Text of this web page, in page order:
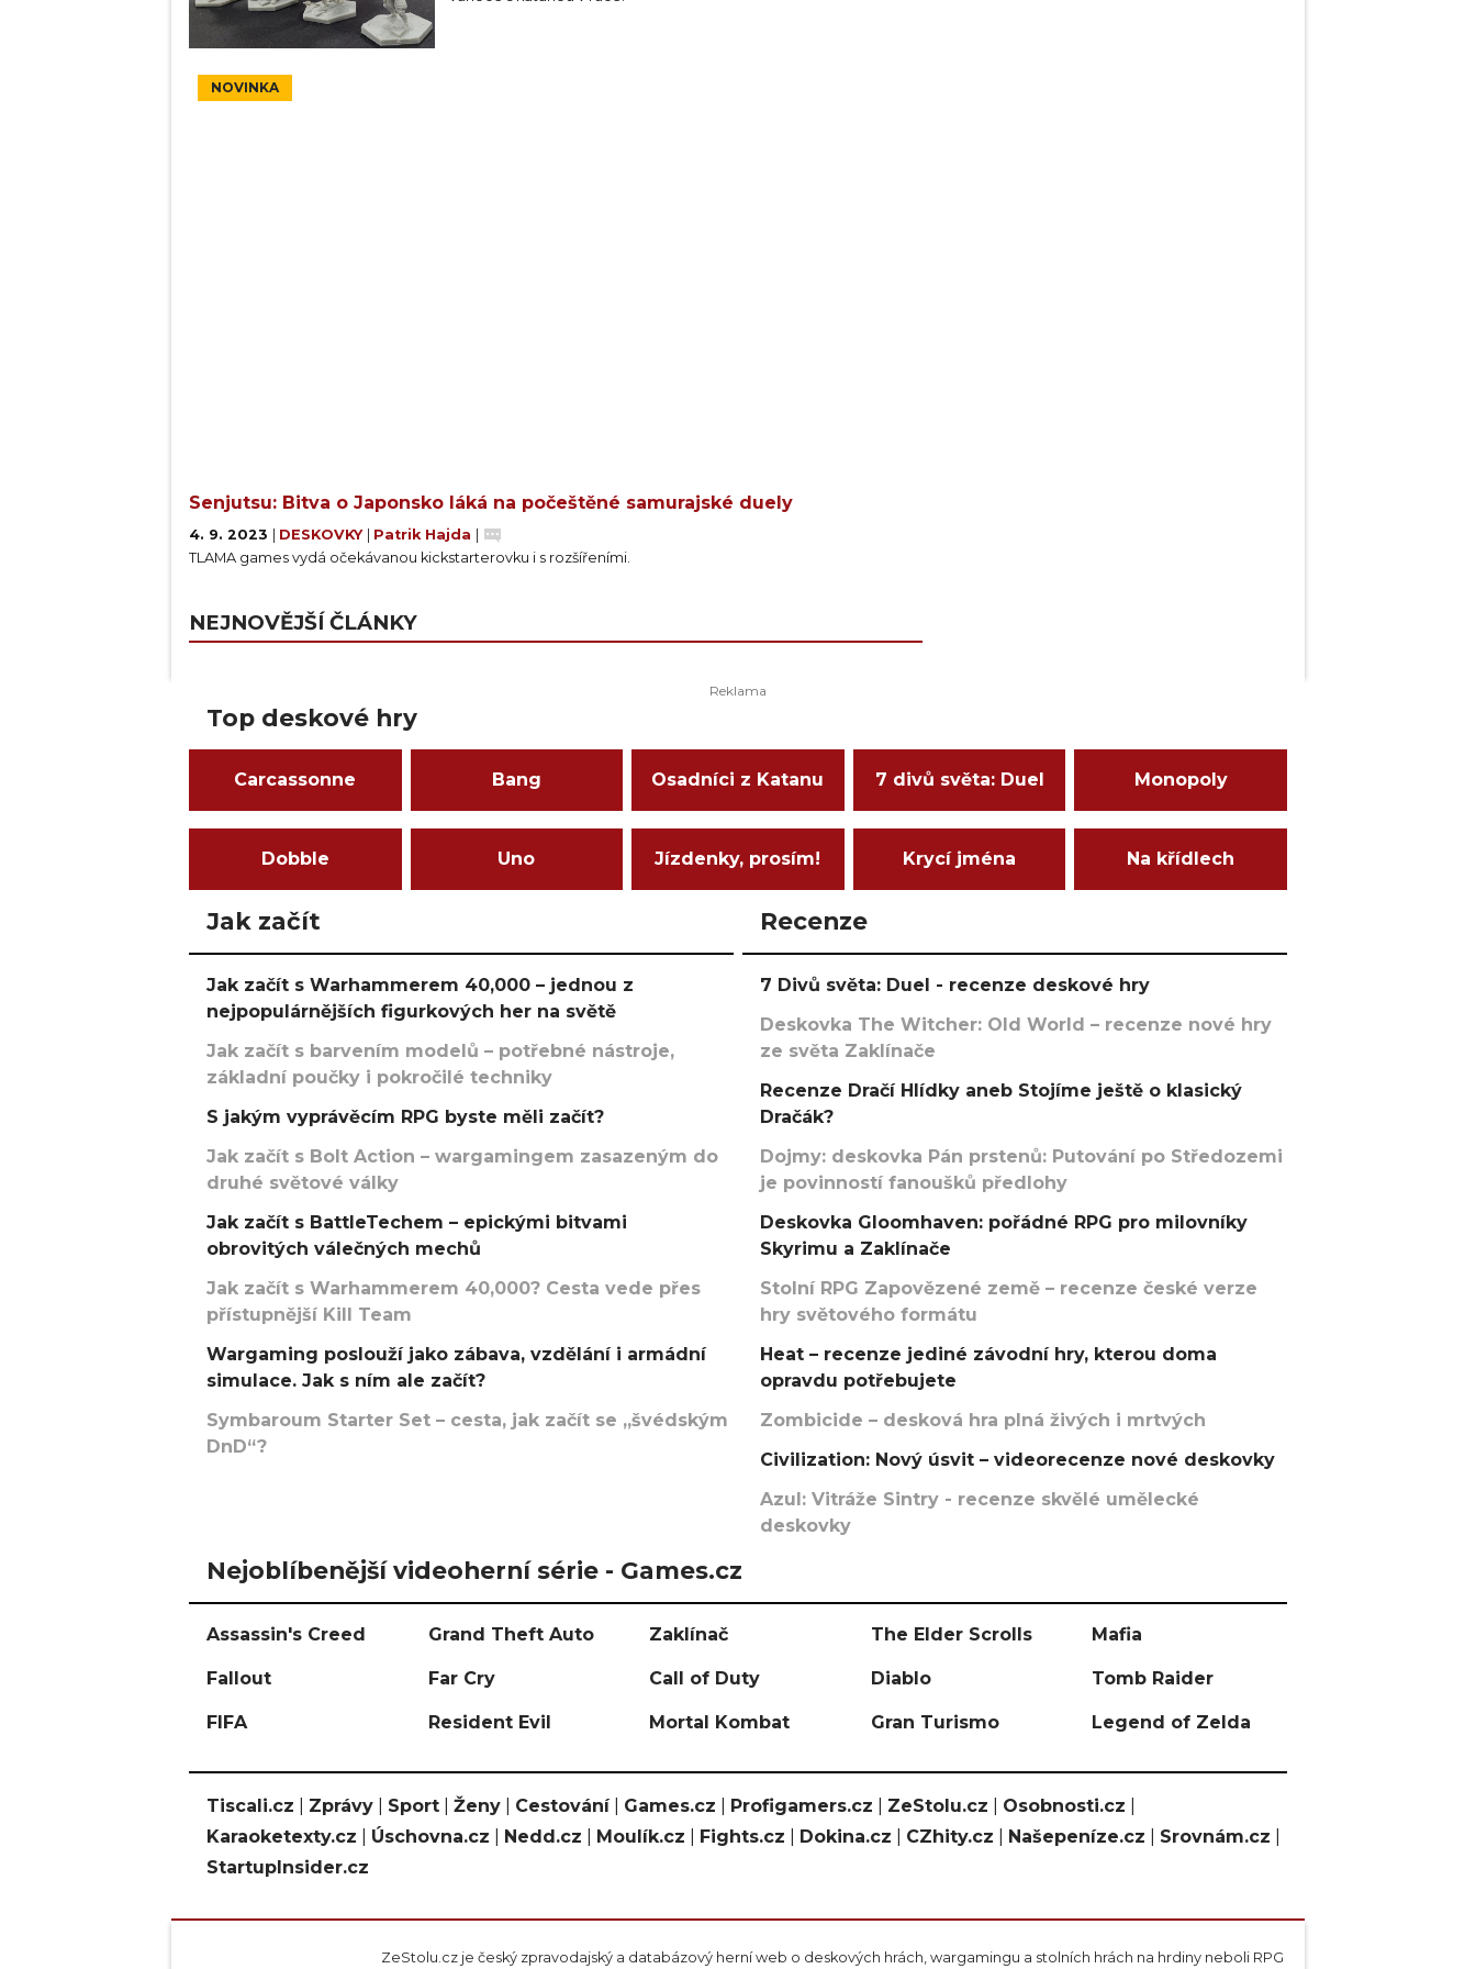
NOVINKA
Senjutsu: Bitva o Japonsko láká na počeštěné samurajské duely
4. 9. 2023 DESKOVKY Patrik Hajda
TLAMA games vydá očekávanou kickstarterovku i s rozšířeními.
NEJNOVĚJŠÍ ČLÁNKY
Top deskové hry
Carcassonne Bang Osadníci z Katanu 7 divů světa: Duel Monopoly
Dobble Uno Jízdenky, prosím! Krycí jména Na křídlech
Jak začít
Jak začít s Warhammerem 40,000 – jednou z
nejpopulárnějších figurkových her na světě
Jak začít s barvením modelů – potřebné nástroje,
základní poučky i pokročilé techniky
S jakým vyprávěcím RPG byste měli začít?
Jak začít s Bolt Action – wargamingem zasazeným do
druhé světové války
Jak začít s BattleTechem – epickými bitvami
obrovitých válečných mechů
Jak začít s Warhammerem 40,000? Cesta vede přes
přístupnější Kill Team
Wargaming poslouží jako zábava, vzdělání i armádní
simulace. Jak s ním ale začít?
Symbaroum Starter Set – cesta, jak začít se „švédským
DnD“?
Recenze
7 Divů světa: Duel - recenze deskové hry
Deskovka The Witcher: Old World – recenze nové hry
ze světa Zaklínače
Recenze Dračí Hlídky aneb Stojíme ještě o klasický
Dračák?
Dojmy: deskovka Pán prstenů: Putování po Středozemi
je povinností fanoušků předlohy
Deskovka Gloomhaven: pořádné RPG pro milovníky
Skyrimu a Zaklínače
Stolní RPG Zapovězené země – recenze české verze
hry světového formátu
Heat – recenze jediné závodní hry, kterou doma
opravdu potřebujete
Zombicide – desková hra plná živých i mrtvých
Civilization: Nový úsvit – videorecenze nové deskovky
Azul: Vitráže Sintry - recenze skvělé umělecké
deskovky
Nejoblíbenější videoherní série - Games.cz
Assassin's Creed Grand Theft Auto Zaklínač The Elder Scrolls Mafia
Fallout Far Cry Call of Duty Diablo Tomb Raider
FIFA Resident Evil Mortal Kombat Gran Turismo Legend of Zelda
Tiscali.cz Zprávy Sport Ženy Cestování| Games.cz Profigamers.cz ZeStolu.cz Osobnosti.cz
Karaoketexty.cz
Úschovna.cz Nedd.cz Moulík.cz Fights.cz Dokina.cz CZhity.cz Našepeníze.cz Srovnám.cz
StartupInsider.cz
ZeStolu.cz je český zpravodajský a databázový herní web o deskových hrách, wargamingu a stolních hrách na hrdiny neboli RPG